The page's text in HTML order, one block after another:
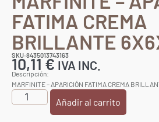
FATIMA CREMA
BRILLANTE
SKU:8435013743163
10,11€ IVA INC.
Descripción:
MARFINITE – APARICIÓN FATIMA CREMA
Añadir al carrito